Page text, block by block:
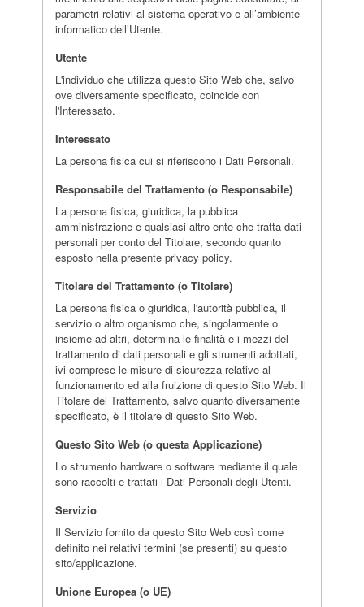
parametri relativi al sistema operativo e all’ambiente
informatico dell’Utente.
Utente
L'individuo che utilizza questo Sito Web che, salvo
ove diversamente specificato, coincide con
l'Interessato.
Interessato
La persona fisica cui si riferiscono i Dati Personali.
Responsabile del Trattamento (o Responsabile)
La persona fisica, giuridica, la pubblica
amministrazione e qualsiasi altro ente che tratta dati
personali per conto del Titolare, secondo quanto
esposto nella presente privacy policy.
Titolare del Trattamento (o Titolare)
La persona fisica o giuridica, l'autorità pubblica, il
servizio o altro organismo che, singolarmente o
insieme ad altri, determina le finalità e i mezzi del
trattamento di dati personali e gli strumenti adottati,
ivi comprese le misure di sicurezza relative al
funzionamento ed alla fruizione di questo Sito Web. Il
Titolare del Trattamento, salvo quanto diversamente
specificato, è il titolare di questo Sito Web.
Questo Sito Web (o questa Applicazione)
Lo strumento hardware o software mediante il quale
sono raccolti e trattati i Dati Personali degli Utenti.
Servizio
Il Servizio fornito da questo Sito Web così come
definito nei relativi termini (se presenti) su questo
sito/applicazione.
Unione Europea (o UE)